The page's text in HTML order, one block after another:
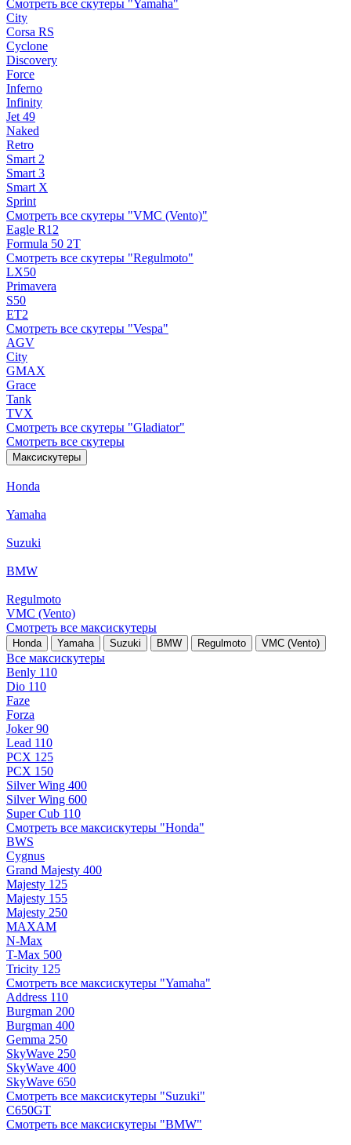
Смотреть все скутеры "Yamaha"
City
Corsa RS
Cyclone
Discovery
Force
Inferno
Infinity
Jet 49
Naked
Retro
Smart 2
Smart 3
Smart X
Sprint
Смотреть все скутеры "VMC (Vento)"
Eagle R12
Formula 50 2Т
Смотреть все скутеры "Regulmoto"
LX50
Primavera
S50
ET2
Смотреть все скутеры "Vespa"
AGV
City
GMAX
Grace
Tank
TVX
Смотреть все скутеры "Gladiator"
Смотреть все скутеры
Максискутеры
Honda
Yamaha
Suzuki
BMW
Regulmoto
VMC (Vento)
Смотреть все максискутеры
Honda Yamaha Suzuki BMW Regulmoto VMC (Vento)
Все максискутеры
Benly 110
Dio 110
Faze
Forza
Joker 90
Lead 110
PCX 125
PCX 150
Silver Wing 400
Silver Wing 600
Super Cub 110
Смотреть все максискутеры "Honda"
BWS
Cygnus
Grand Majesty 400
Majesty 125
Majesty 155
Majesty 250
MAXAM
N-Max
T-Max 500
Tricity 125
Смотреть все максискутеры "Yamaha"
Address 110
Burgman 200
Burgman 400
Gemma 250
SkyWave 250
SkyWave 400
SkyWave 650
Смотреть все максискутеры "Suzuki"
C650GT
Смотреть все максискутеры "BMW"